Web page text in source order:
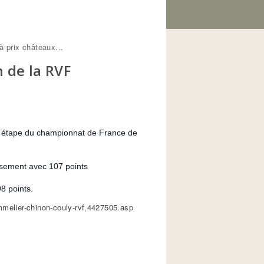
prix châteaux...
la RVF
du championnat de France de
avec 107 points
points.
chinon-couly-rvf,4427505.asp